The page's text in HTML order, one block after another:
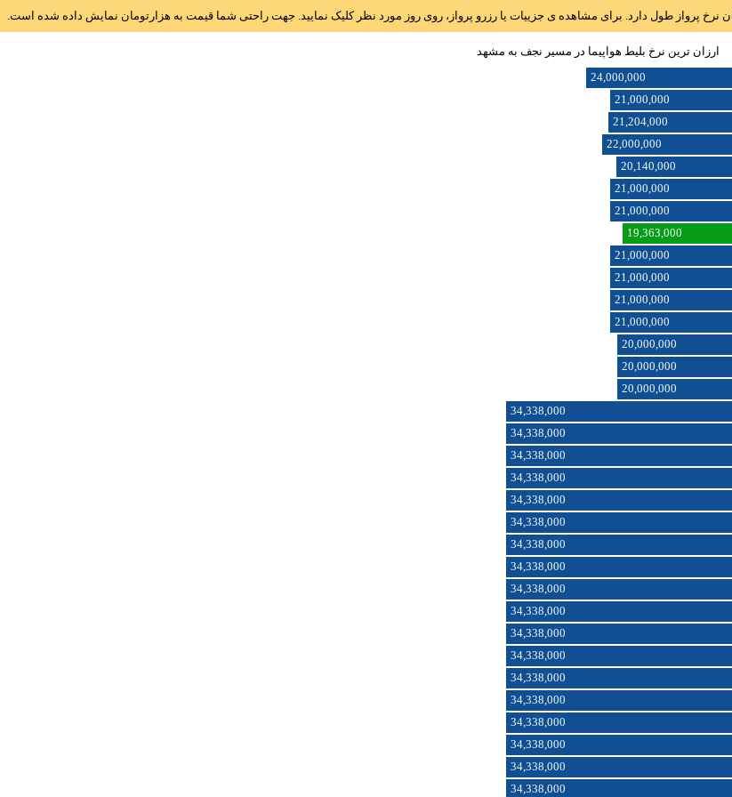
نرخ پرواز طول دارد. برای مشاهده ی جزییات یا رزرو پرواز، روی روز مورد نظر کلیک نمایید. جهت راحتی شما قیمت به هزارتومان نمایش داده شده است.
ارزان ترین نرخ بلیط هواپیما در مسیر نجف به مشهد
24,000,000
21,000,000
21,204,000
22,000,000
20,140,000
21,000,000
21,000,000
19,363,000
21,000,000
21,000,000
21,000,000
21,000,000
20,000,000
20,000,000
20,000,000
34,338,000
34,338,000
34,338,000
34,338,000
34,338,000
34,338,000
34,338,000
34,338,000
34,338,000
34,338,000
34,338,000
34,338,000
34,338,000
34,338,000
34,338,000
34,338,000
34,338,000
34,338,000